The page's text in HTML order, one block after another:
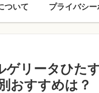
ついて プライバシ
ゲリータひた
おすすめは？